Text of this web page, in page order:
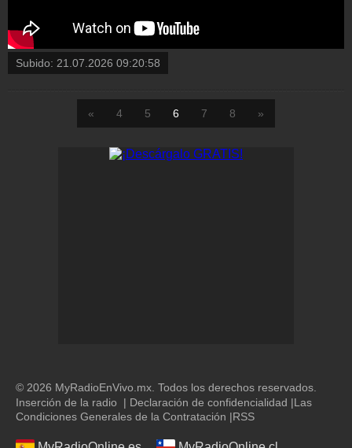
Subido: 21.07.2026 09:20:58
« 4 5 6 7 8 »
© 2026 MyRadioEnVivo.mx. Todos los derechos reservados.
Inserción de la radio | Declaración de confidencialidad |Las
Condiciones Generales de la Contratación |RSS